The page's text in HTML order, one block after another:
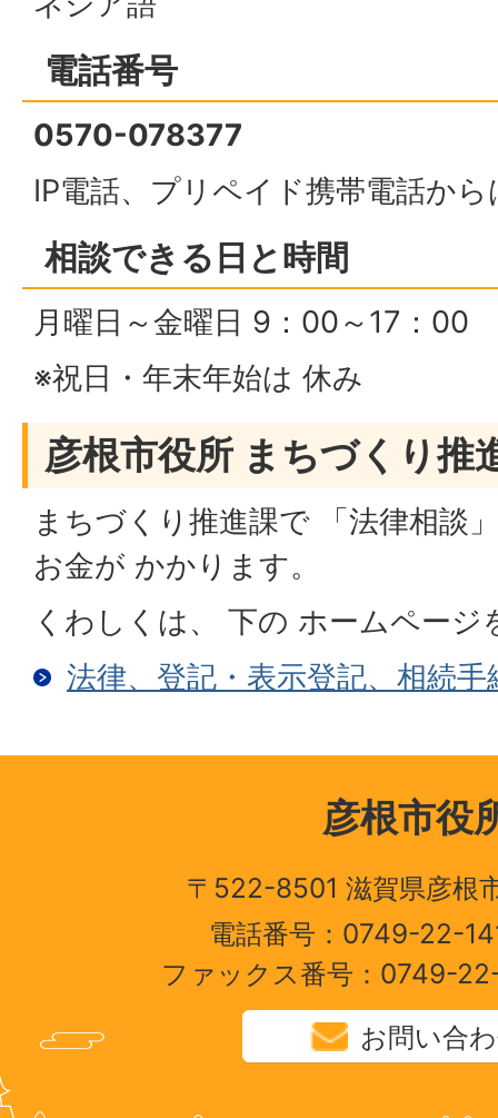
電話番号
0570-078377
IP電話、プリペイド携帯電話か
相談できる日と時間
月曜日～金曜日 9：00～17：00
※祝日・年末年始は 休み
彦根市役所 まちづくり推
まちづくり推進課で 「法律相談
お金が かかります。
くわしくは、 下の ホームペー
法律、登記・表示登記、相続手
彦根市役
〒522-8501 滋賀県彦根
電話番号：0749-22-
ファックス番号：0749-
お問い合